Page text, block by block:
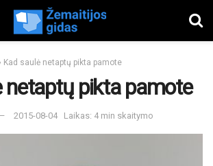
Kad saulė netaptų pikta pamote
netaptų pikta pamote
2015-08-04 Laikas: 4 min skaitymo